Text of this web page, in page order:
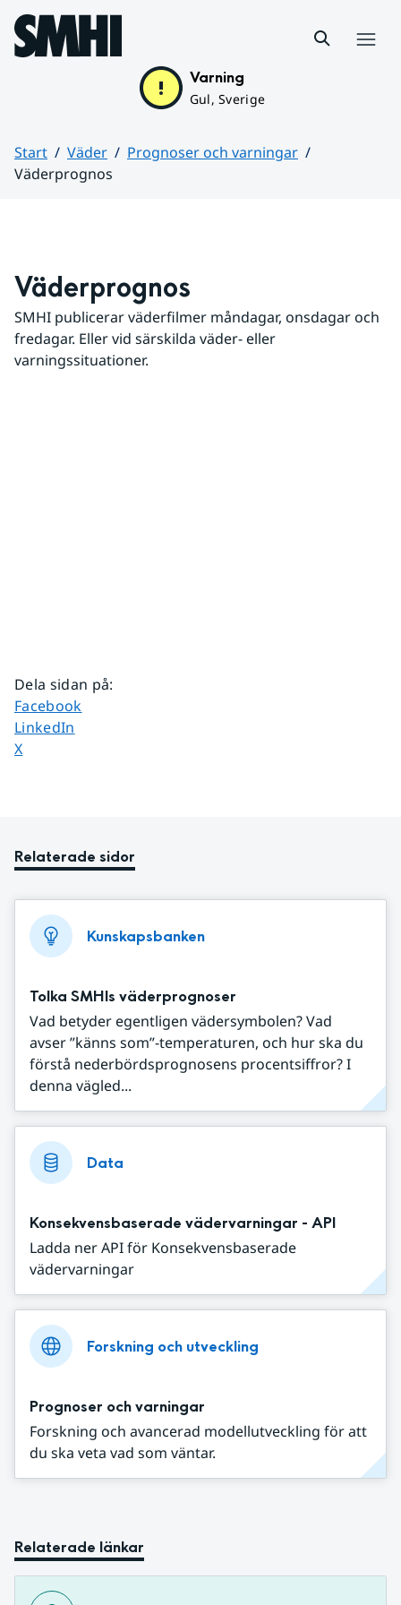
Hoppa till sidans innehåll
Varning
Gul, Sverige
Start Väder
Prognoser och varningar
Väderprognos
Väderprognos
SMHI publicerar väderfilmer måndagar, onsdagar och
fredagar. Eller vid särskilda väder- eller
varningssituationer.
Dela sidan på:
Dela sidan på
Facebook
Dela sidan på
LinkedIn
Dela sidan på
X
Relaterade sidor
Kunskapsbanken
Tolka SMHIs väderprognoser
Vad betyder egentligen vädersymbolen? Vad
avser ”känns som”-temperaturen, och hur ska du
förstå nederbördsprognosens procentsiffror? I
denna vägled...
Data
Konsekvensbaserade vädervarningar - API
Ladda ner API för Konsekvensbaserade
vädervarningar
Forskning och utveckling
Prognoser och varningar
Forskning och avancerad modellutveckling för att
du ska veta vad som väntar.
Relaterade länkar